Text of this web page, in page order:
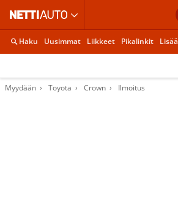
Haku Uusimmat Liikkeet Pikalinkit Lisää
Myydään Toyota Crown Ilmoitus